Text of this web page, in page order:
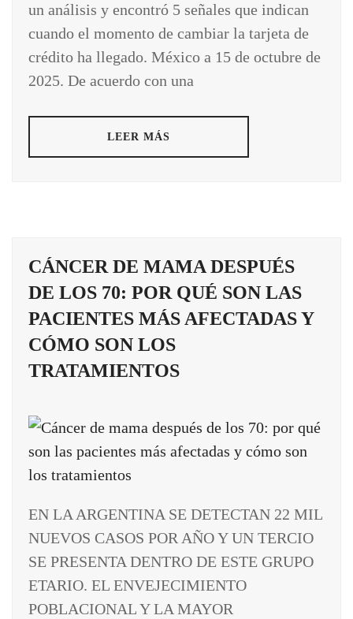
un análisis y encontró 5 señales que indican
cuando el momento de cambiar la tarjeta de
crédito ha llegado. México a 15 de octubre de
2025. De acuerdo con una
LEER MÁS
CÁNCER DE MAMA DESPUÉS
DE LOS 70: POR QUÉ SON LAS
PACIENTES MÁS AFECTADAS Y
CÓMO SON LOS
TRATAMIENTOS
EN LA ARGENTINA SE DETECTAN 22 MIL
NUEVOS CASOS POR AÑO Y UN TERCIO
SE PRESENTA DENTRO DE ESTE GRUPO
ETARIO. EL ENVEJECIMIENTO
POBLACIONAL Y LA MAYOR